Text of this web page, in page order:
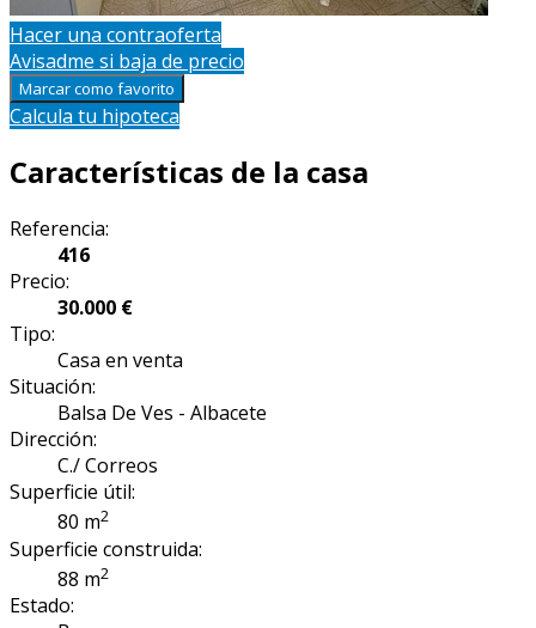
Hacer una contraoferta
Avisadme si baja de precio
Marcar como favorito
Calcula tu hipoteca
Características de la casa
Referencia:
416
Precio:
30.000 €
Tipo:
Casa en venta
Situación:
Balsa De Ves - Albacete
Dirección:
C./ Correos
Superficie útil:
80 m2
Superficie construida:
88 m2
Estado: